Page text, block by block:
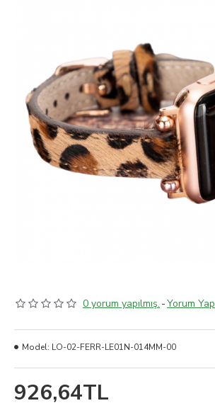
0 yorum yapılmış. -Yorum Yap
926,64TL
Model: LO-02-FERR-LE01N-014MM-00